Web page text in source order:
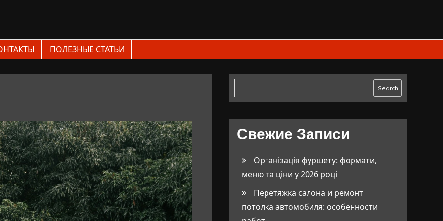
ПОЛЕЗНЫЕ СТАТЬИ
Search
Свежие Записи
Організація фуршету: формати,
меню та ціни у 2026 році
Перетяжка салона и ремонт
потолка автомобиля: особенности